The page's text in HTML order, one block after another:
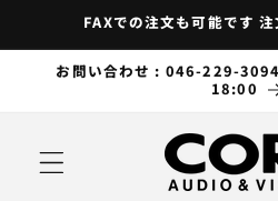
ンツに
進む
FAXでの注文も可能です
お問い合わせ : 046-229-
18:00